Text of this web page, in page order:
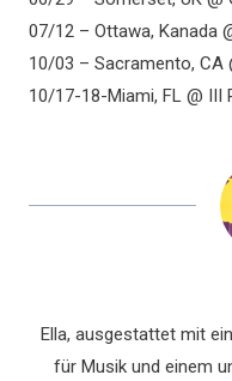
07/12 – Ottawa, Kanada
10/03 – Sacramento, CA
10/17-18-Miami, FL @ III
Ella, ausgestattet mit
für Musik und einem